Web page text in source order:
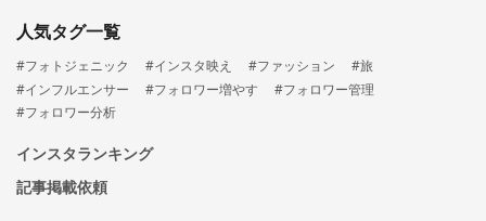
人気タグ一覧
#フォトジェニック #インスタ映え #ファッション
#旅
#インフルエンサー
#フォロワー増やす
#フォロワー管理
#フォロワー分析
インスタランキング
記事掲載依頼